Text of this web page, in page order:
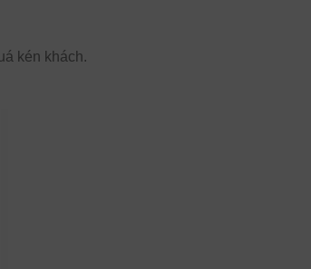
kén khách.